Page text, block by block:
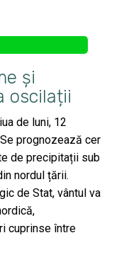
și
oscilații
de luni, 12
prognozează cer
de precipitații sub
nordul țării.
de Stat, vântul va
cuprinse între